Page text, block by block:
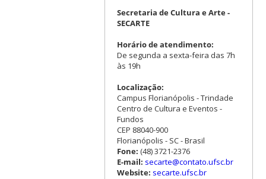
Secretaria de Cultura e Arte -
SECARTE
Horário de atendimento:
De segunda a sexta-feira das 7h
às 19h
Localização:
Campus Florianópolis - Trindade
Centro de Cultura e Eventos -
Fundos
CEP 88040-900
Florianópolis - SC - Brasil
Fone: (48) 3721-2376
E-mail: secarte@contato.ufsc.br
Website: secarte.ufsc.br